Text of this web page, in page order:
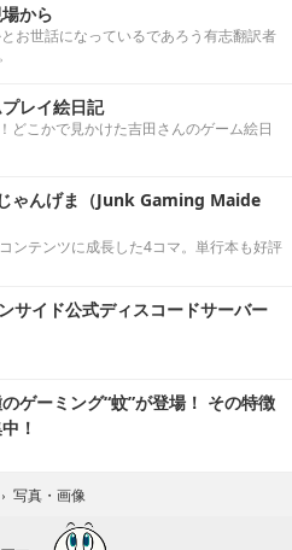
から
お世話になっているであろう有志翻訳者
レイ絵日記
どこかで見かけた吉田さんのゲーム絵日
ゃんげま（Junk Gaming Maide
ンテンツに成長した4コマ。単行本も好評
イド公式ディスコードサーバー
のゲーミング“蚊”が登場！ その特徴
！
› 写真・画像